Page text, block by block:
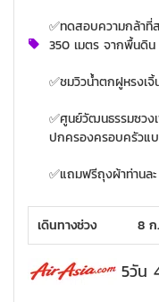
✅ทดสอบความกล้าที่
350 เมตร จากพื้นดิน
✅ชมวิวน้ำตกฝูหรงเ
✅ศูนย์วัฒนธรรมซว
ปกครองครอบครัวแ
✅แถมฟรีถุงผ้าท่านละ
เดินทางช่วง 8
5วัน